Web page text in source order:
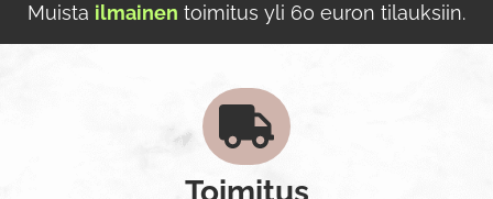
Muista ilmainen toimitus yli 60 euron tilauksiin.
Toimitus